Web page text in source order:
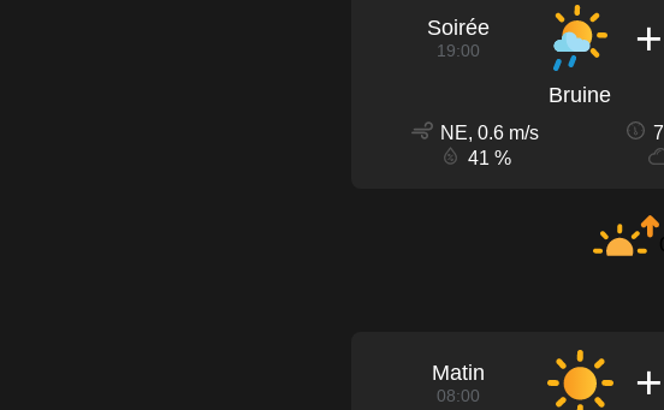
Soirée
19:00
Bruine
NE, 0.6 m/s
41 %
Matin
08:00